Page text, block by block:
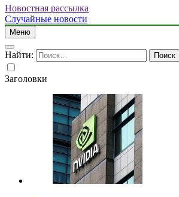
Новостная рассылка
Случайные новости
Меню
Найти:
Заголовки